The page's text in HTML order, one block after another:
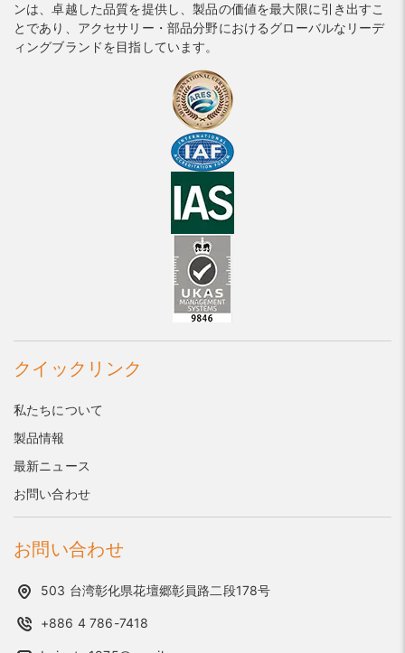
ンは、卓越した品質を提供し、製品の価値を最大限に引き出すこ
とであり、アクセサリー・部品分野におけるグローバルなリーデ
ィングブランドを目指しています。
クイックリンク
私たちについて
製品情報
最新ニュース
お問い合わせ
お問い合わせ
503 台湾彰化県花壇郷彰員路二段178号
+886 4 786-7418